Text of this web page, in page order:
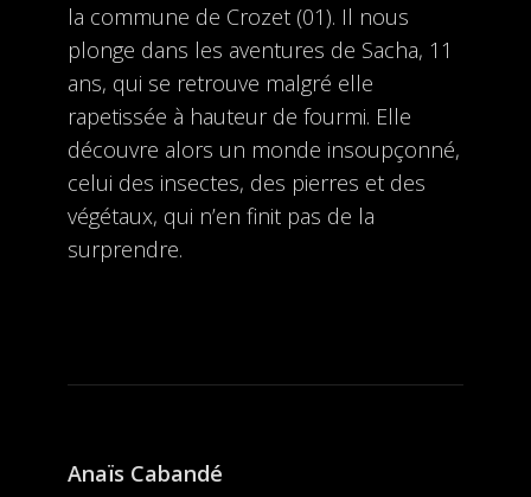
la commune de Crozet (01). Il nous
plonge dans les aventures de Sacha, 11
ans, qui se retrouve malgré elle
rapetissée à hauteur de fourmi. Elle
découvre alors un monde insoupçonné,
celui des insectes, des pierres et des
végétaux, qui n’en finit pas de la
surprendre.
Anaïs Cabandé